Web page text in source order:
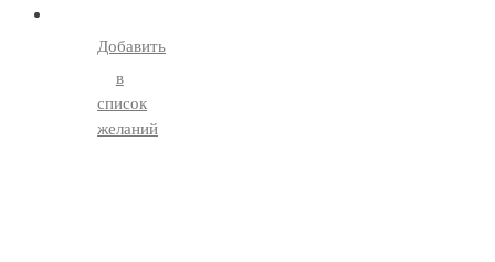
Добавить
в
список
желаний